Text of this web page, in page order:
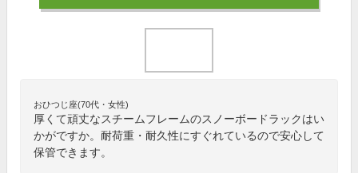
おひつじ座(70代・女性)
厚くて頑丈なスチームフレームのスノーボードラックはい
かがですか。耐荷重・耐久性にすぐれているので安心して
保管できます。